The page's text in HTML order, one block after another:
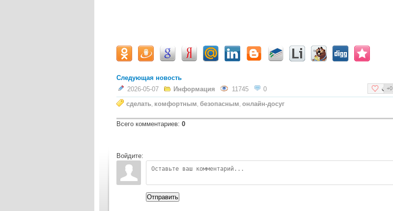
Следующая новость
2026-05-07
Информация 11745 0 +0
сделать комфортным безопасным онлайн-досуг
Всего комментариев: 0
Войдите:
Отправить